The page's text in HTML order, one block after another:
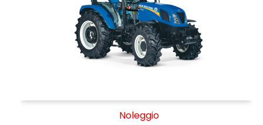
Noleggio